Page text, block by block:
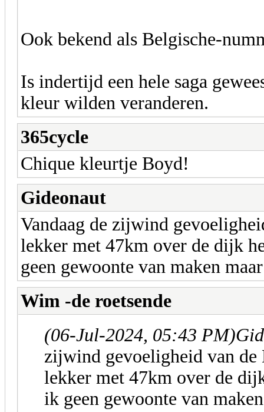
Ook bekend als Belgische-
Is indertijd een hele saga
kleur wilden veranderen.
365cycle
Chique kleurtje Boyd!
Gideonaut
Vandaag de zijwind
lekker met 47km over de dijk
geen gewoonte van maken
Wim -de roetsende
(06-Jul-2024, 05:43 PM)
zijwind gevoeligheid van de
lekker met 47km over de
ik geen gewoonte van